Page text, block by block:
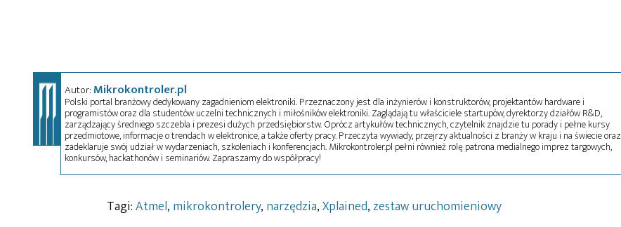
Autor:Mikrokontroler.pl
Polski portal branżowy dedykowany zagadnieniom elektroniki. Przeznaczony jest dla inżynierów i konstruktorów, projektantów hardware i
programistów oraz dla studentów uczelni technicznych i miłośników elektroniki. Zaglądają tu właściciele startupów, dyrektorzy działów R&D,
zarządzający średniego szczebla i prezesi dużych przedsiębiorstw. Oprócz artykułów technicznych, czytelnik znajdzie tu porady i pełne kursy
przedmiotowe, informacje o trendach w elektronice, a także oferty pracy. Przeczyta wywiady, przejrzy aktualności z branży w kraju i na świecie oraz
zadeklaruje swój udział w wydarzeniach, szkoleniach i konferencjach. Mikrokontroler.pl pełni również rolę patrona medialnego imprez targowych,
konkursów, hackathonów i seminariów. Zapraszamy do współpracy!
Tagi:Atmel, mikrokontrolery, narzędzia,Xplained, zestaw uruchomieniowy